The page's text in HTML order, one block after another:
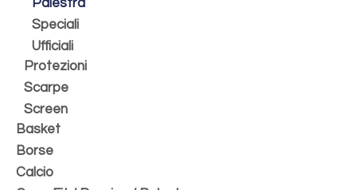
Palestra
Speciali
Ufficiali
Protezioni
Scarpe
Screen
Basket
Borse
Calcio